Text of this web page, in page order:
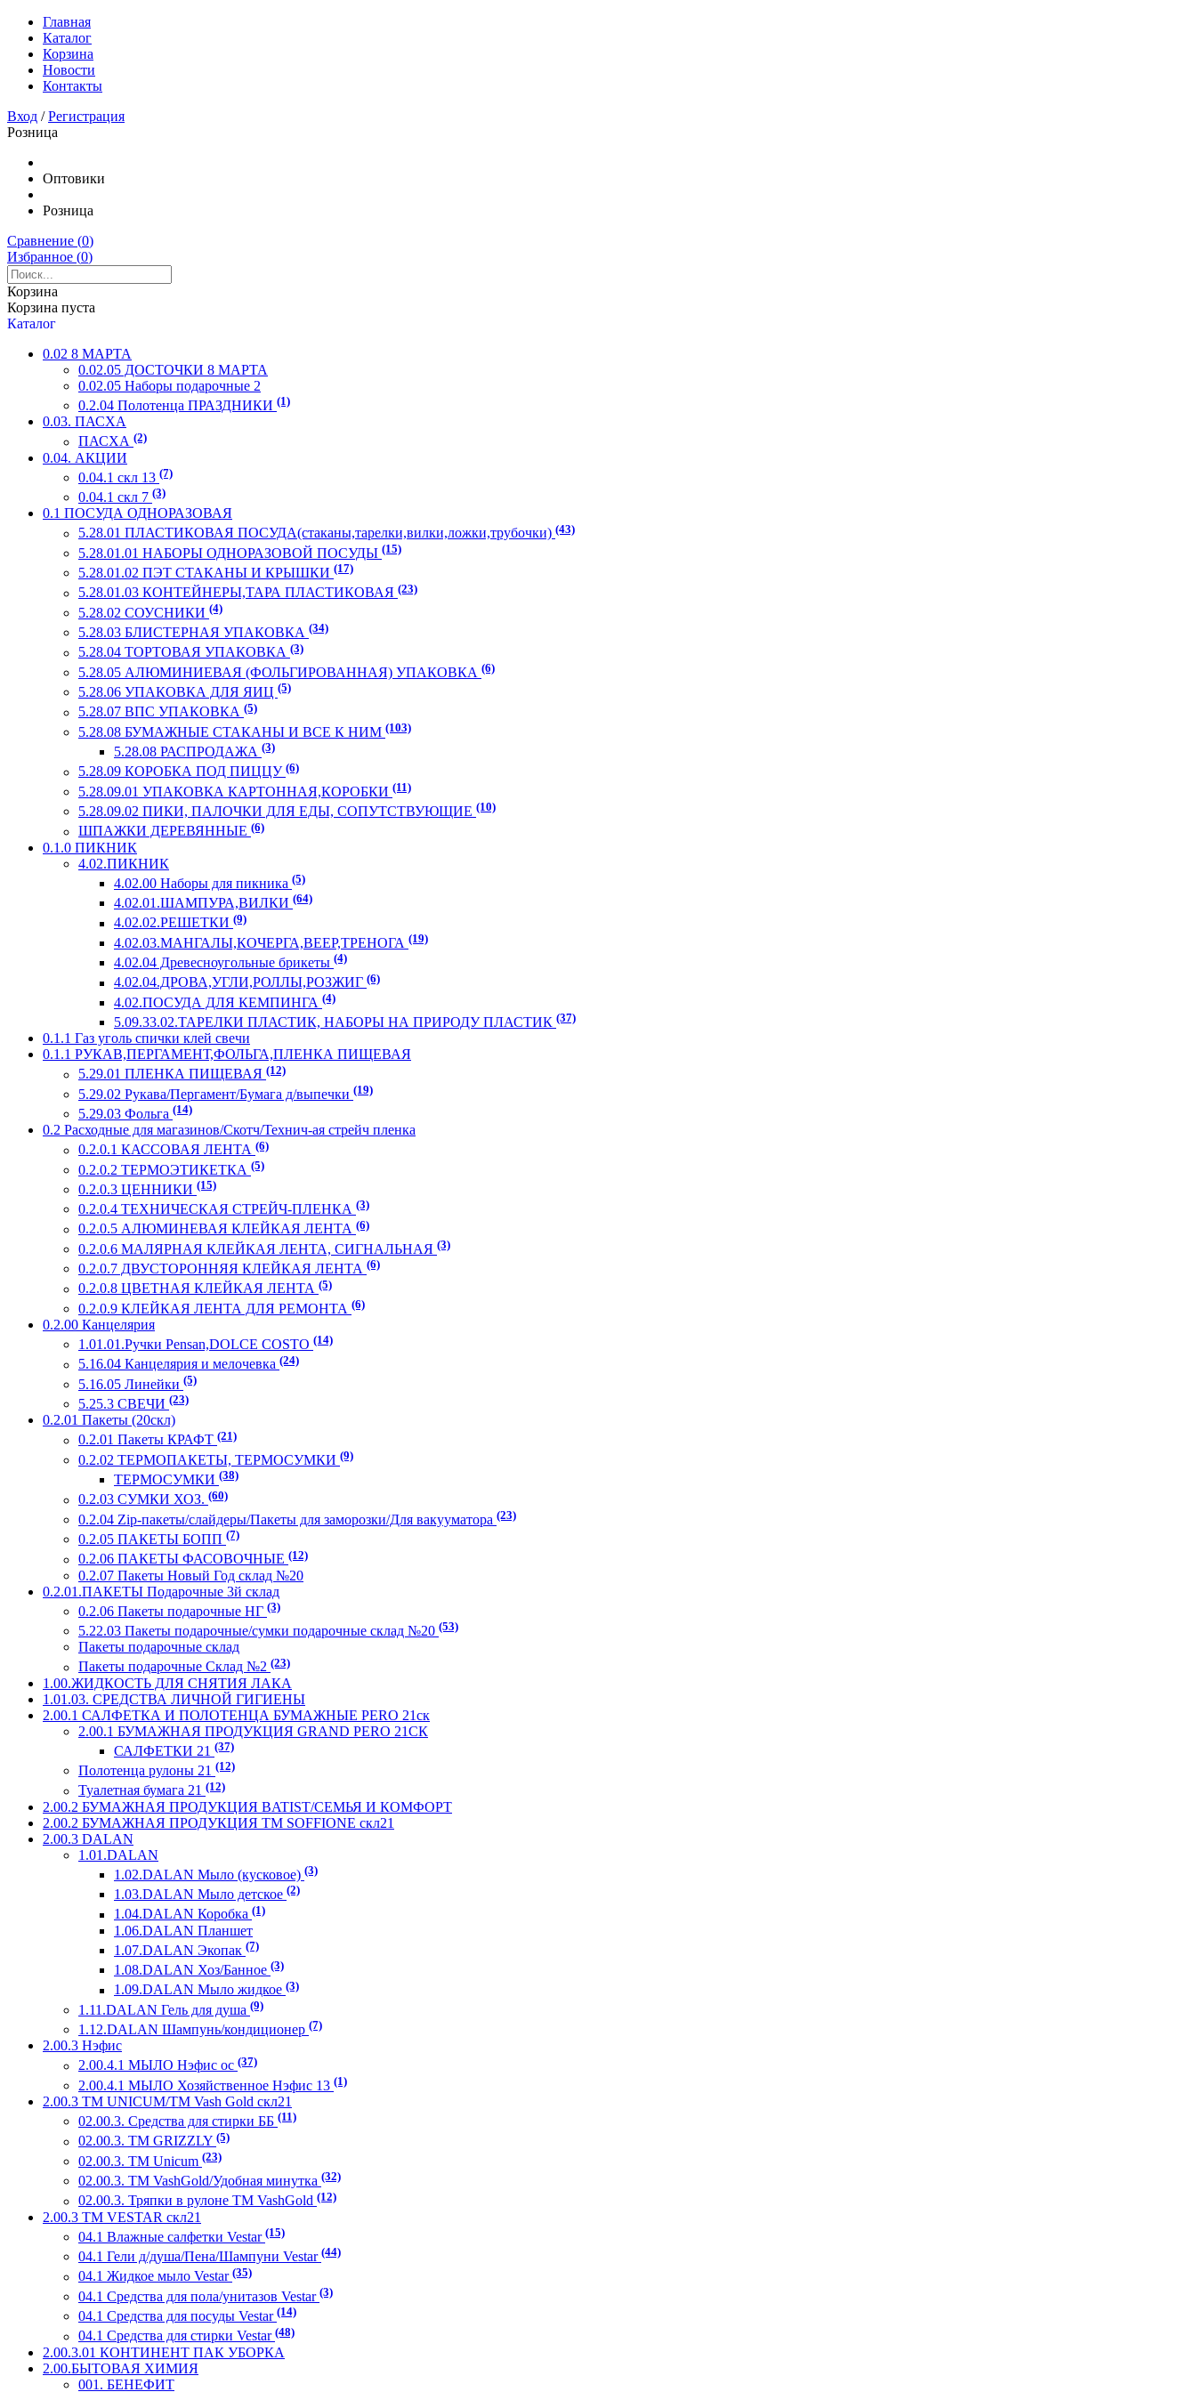
Главная
Каталог
Корзина
Новости
Контакты
Вход /Регистрация
Розница
Оптовики
Розница
Сравнение (0)
Избранное (0)
Корзина
Корзина пуста
Каталог
0.02 8 МАРТА
0.02.05 ДОСТОЧКИ 8 МАРТА
0.02.05 Наборы подарочные 2
0.2.04 Полотенца ПРАЗДНИКИ (1)
0.03. ПАСХА
ПАСХА (2)
0.04. АКЦИИ
0.04.1 скл 13 (7)
0.04.1 скл 7 (3)
0.1 ПОСУДА ОДНОРАЗОВАЯ
5.28.01 ПЛАСТИКОВАЯ ПОСУДА(стаканы,тарелки,вилки,ложки,трубочки) (43)
5.28.01.01 НАБОРЫ ОДНОРАЗОВОЙ ПОСУДЫ (15)
5.28.01.02 ПЭТ СТАКАНЫ И КРЫШКИ (17)
5.28.01.03 КОНТЕЙНЕРЫ,ТАРА ПЛАСТИКОВАЯ (23)
5.28.02 СОУСНИКИ (4)
5.28.03 БЛИСТЕРНАЯ УПАКОВКА (34)
5.28.04 ТОРТОВАЯ УПАКОВКА (3)
5.28.05 АЛЮМИНИЕВАЯ (ФОЛЬГИРОВАННАЯ) УПАКОВКА (6)
5.28.06 УПАКОВКА ДЛЯ ЯИЦ (5)
5.28.07 ВПС УПАКОВКА (5)
5.28.08 БУМАЖНЫЕ СТАКАНЫ И ВСЕ К НИМ (103)
5.28.08 РАСПРОДАЖА (3)
5.28.09 КОРОБКА ПОД ПИЦЦУ (6)
5.28.09.01 УПАКОВКА КАРТОННАЯ,КОРОБКИ (11)
5.28.09.02 ПИКИ, ПАЛОЧКИ ДЛЯ ЕДЫ, СОПУТСТВУЮЩИЕ (10)
ШПАЖКИ ДЕРЕВЯННЫЕ (6)
0.1.0 ПИКНИК
4.02.ПИКНИК
4.02.00 Наборы для пикника (5)
4.02.01.ШАМПУРА,ВИЛКИ (64)
4.02.02.РЕШЕТКИ (9)
4.02.03.МАНГАЛЫ,КОЧЕРГА,ВЕЕР,ТРЕНОГА (19)
4.02.04 Древесноугольные брикеты (4)
4.02.04.ДРОВА,УГЛИ,РОЛЛЫ,РОЗЖИГ (6)
4.02.ПОСУДА ДЛЯ КЕМПИНГА (4)
5.09.33.02.ТАРЕЛКИ ПЛАСТИК, НАБОРЫ НА ПРИРОДУ ПЛАСТИК (37)
0.1.1 Газ уголь спички клей свечи
0.1.1 РУКАВ,ПЕРГАМЕНТ,ФОЛЬГА,ПЛЕНКА ПИЩЕВАЯ
5.29.01 ПЛЕНКА ПИЩЕВАЯ (12)
5.29.02 Рукава/Пергамент/Бумага д/выпечки (19)
5.29.03 Фольга (14)
0.2 Расходные для магазинов/Скотч/Технич-ая стрейч пленка
0.2.0.1 КАССОВАЯ ЛЕНТА (6)
0.2.0.2 ТЕРМОЭТИКЕТКА (5)
0.2.0.3 ЦЕННИКИ (15)
0.2.0.4 ТЕХНИЧЕСКАЯ СТРЕЙЧ-ПЛЕНКА (3)
0.2.0.5 АЛЮМИНЕВАЯ КЛЕЙКАЯ ЛЕНТА (6)
0.2.0.6 МАЛЯРНАЯ КЛЕЙКАЯ ЛЕНТА, СИГНАЛЬНАЯ (3)
0.2.0.7 ДВУСТОРОННЯЯ КЛЕЙКАЯ ЛЕНТА (6)
0.2.0.8 ЦВЕТНАЯ КЛЕЙКАЯ ЛЕНТА (5)
0.2.0.9 КЛЕЙКАЯ ЛЕНТА ДЛЯ РЕМОНТА (6)
0.2.00 Канцелярия
1.01.01.Ручки Pensan,DOLCE COSTO (14)
5.16.04 Канцелярия и мелочевка (24)
5.16.05 Линейки (5)
5.25.3 СВЕЧИ (23)
0.2.01 Пакеты (20скл)
0.2.01 Пакеты КРАФТ (21)
0.2.02 ТЕРМОПАКЕТЫ, ТЕРМОСУМКИ (9)
ТЕРМОСУМКИ (38)
0.2.03 СУМКИ ХОЗ. (60)
0.2.04 Zip-пакеты/слайдеры/Пакеты для заморозки/Для вакууматора (23)
0.2.05 ПАКЕТЫ БОПП (7)
0.2.06 ПАКЕТЫ ФАСОВОЧНЫЕ (12)
0.2.07 Пакеты Новый Год склад №20
0.2.01.ПАКЕТЫ Подарочные 3й склад
0.2.06 Пакеты подарочные НГ (3)
5.22.03 Пакеты подарочные/сумки подарочные склад №20 (53)
Пакеты подарочные склад
Пакеты подарочные Склад №2 (23)
1.00.ЖИДКОСТЬ ДЛЯ СНЯТИЯ ЛАКА
1.01.03. СРЕДСТВА ЛИЧНОЙ ГИГИЕНЫ
2.00.1 САЛФЕТКА И ПОЛОТЕНЦА БУМАЖНЫЕ PERO 21ск
2.00.1 БУМАЖНАЯ ПРОДУКЦИЯ GRAND PERO 21СК
САЛФЕТКИ 21 (37)
Полотенца рулоны 21 (12)
Туалетная бумага 21 (12)
2.00.2 БУМАЖНАЯ ПРОДУКЦИЯ BATIST/СЕМЬЯ И КОМФОРТ
2.00.2 БУМАЖНАЯ ПРОДУКЦИЯ ТМ SOFFIONE скл21
2.00.3 DALAN
1.01.DALAN
1.02.DALAN Мыло (кусковое) (3)
1.03.DALAN Мыло детское (2)
1.04.DALAN Коробка (1)
1.06.DALAN Планшет
1.07.DALAN Экопак (7)
1.08.DALAN Хоз/Банное (3)
1.09.DALAN Мыло жидкое (3)
1.11.DALAN Гель для душа (9)
1.12.DALAN Шампунь/кондиционер (7)
2.00.3 Нэфис
2.00.4.1 МЫЛО Нэфис ос (37)
2.00.4.1 МЫЛО Хозяйственное Нэфис 13 (1)
2.00.3 ТМ UNICUM/ТМ Vash Gold скл21
02.00.3. Средства для стирки ББ (11)
02.00.3. ТМ GRIZZLY (5)
02.00.3. ТМ Unicum (23)
02.00.3. ТМ VashGold/Удобная минутка (32)
02.00.3. Тряпки в рулоне ТМ VashGold (12)
2.00.3 ТМ VESTAR скл21
04.1 Влажные салфетки Vestar (15)
04.1 Гели д/душа/Пена/Шампуни Vestar (44)
04.1 Жидкое мыло Vestar (35)
04.1 Средства для пола/унитазов Vestar (3)
04.1 Средства для посуды Vestar (14)
04.1 Средства для стирки Vestar (48)
2.00.3.01 КОНТИНЕНТ ПАК УБОРКА
2.00.БЫТОВАЯ ХИМИЯ
001. БЕНЕФИТ